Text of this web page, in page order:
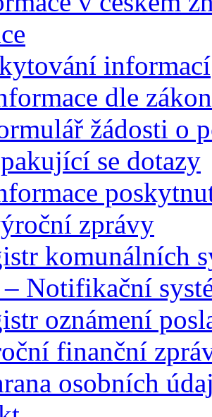
informací
dle
žádosti o
se dotazy
zprávy
komunálních
– Notifikační
oznámení
finanční
osobních